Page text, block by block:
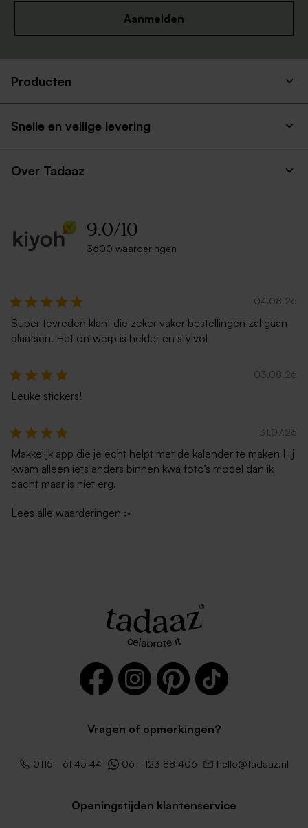
Aanmelden
Producten
Snelle en veilige levering
Over Tadaaz
9.0/10
3600 waarderingen
04.08.26
Super tevreden klant die zeker vaker bestellingen zal gaan
plaatsen. Het ontwerp is helder en stylvol
03.08.26
Leuke stickers!
31.07.26
Makkelijk app die je echt helpt met de kalender te maken Hij
kwam alleen iets anders binnen kwa foto’s model dan ik
dacht maar is niet erg.
Lees alle waarderingen >
Vragen of opmerkingen?
0115 - 61 45 44 06 - 123 88 406 hello@tadaaz.nl
Openingstijden klantenservice